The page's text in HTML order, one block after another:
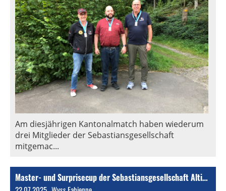
Am diesjährigen Kantonalmatch haben wiederum
drei Mitglieder der Sebastiansgesellschaft
mitgemac...
Master- und Surprisecup der Sebastiansgesellschaft Altishofen - Nebikon